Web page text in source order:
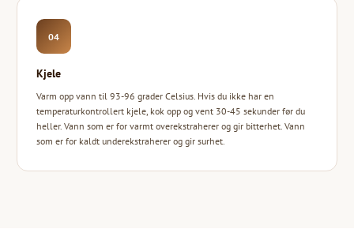
04
Kjele
Varm opp vann til 93-96 grader Celsius. Hvis du ikke har en
temperaturkontrollert kjele, kok opp og vent 30-45 sekunder før du
heller. Vann som er for varmt overekstraherer og gir bitterhet. Vann
som er for kaldt underekstraherer og gir surhet.